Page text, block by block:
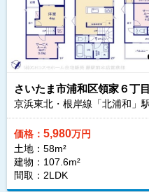
さいたま市浦和区領家６丁目
京浜東北・根岸線「北浦和」
価格： 5,980万円
土地：58m²
建物：107.6m²
間取：2LDK